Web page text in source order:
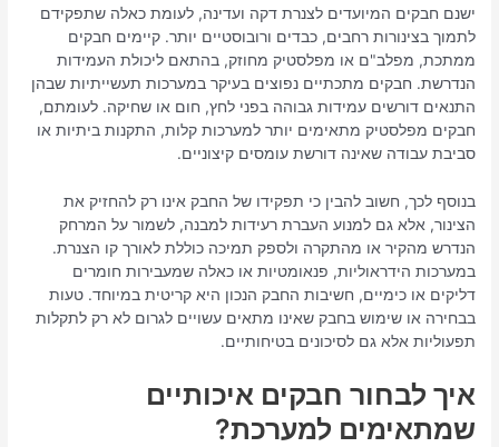
ישנם חבקים המיועדים לצנרת דקה ועדינה, לעומת כאלה שתפקידם
לתמוך בצינורות רחבים, כבדים ורובוסטיים יותר. קיימים חבקים
ממתכת, מפלב"ם או מפלסטיק מחוזק, בהתאם ליכולת העמידות
הנדרשת. חבקים מתכתיים נפוצים בעיקר במערכות תעשייתיות שבהן
התנאים דורשים עמידות גבוהה בפני לחץ, חום או שחיקה. לעומתם,
חבקים מפלסטיק מתאימים יותר למערכות קלות, התקנות ביתיות או
סביבת עבודה שאינה דורשת עומסים קיצוניים.
בנוסף לכך, חשוב להבין כי תפקידו של החבק אינו רק להחזיק את
הצינור, אלא גם למנוע העברת רעידות למבנה, לשמור על המרחק
הנדרש מהקיר או מהתקרה ולספק תמיכה כוללת לאורך קו הצנרת.
במערכות הידראוליות, פנאומטיות או כאלה שמעבירות חומרים
דליקים או כימיים, חשיבות החבק הנכון היא קריטית במיוחד. טעות
בבחירה או שימוש בחבק שאינו מתאים עשויים לגרום לא רק לתקלות
תפעוליות אלא גם לסיכונים בטיחותיים.
איך לבחור חבקים איכותיים
שמתאימים למערכת?